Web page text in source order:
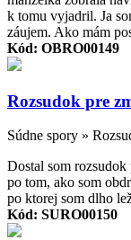
k tomu vyjadril. Ja
záujem. Ako mám
Kód: OBRO00149
Rozsudok pre
Súdne spory »
Dostal som rozsudok
po tom, ako som
po ktorej som dlho
Kód: SURO00150